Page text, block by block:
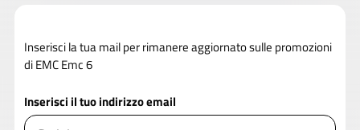
Inserisci la tua mail per rimanere aggiornato sulle promozioni
di EMC Emc 6
Inserisci il tuo indirizzo email